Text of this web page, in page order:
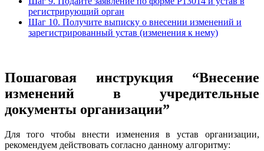
регистрирующий орган
Шаг 10. Получите выписку о внесении изменений и
зарегистрированный устав (изменения к нему)
Пошаговая инструкция “Внесение
изменений в учредительные
документы организации”
Для того чтобы внести изменения в устав организации,
рекомендуем действовать согласно данному алгоритму: